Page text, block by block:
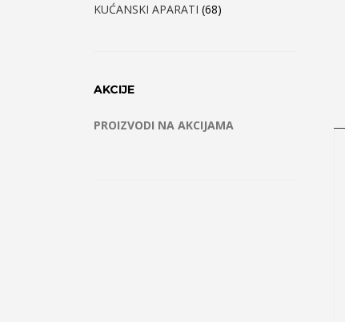
KUĆANSKI APARATI (68)
AKCIJE
PROIZVODI NA AKCIJAMA